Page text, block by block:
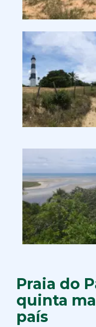
Praia do
quinta
país